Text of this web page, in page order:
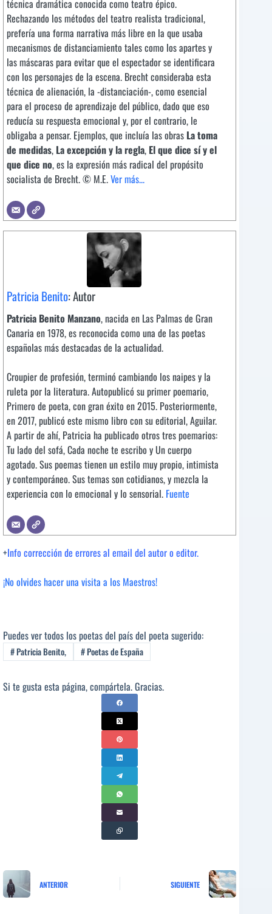
técnica dramática conocida como teatro épico.
Rechazando los métodos del teatro realista tradicional,
prefería una forma narrativa más libre en la que usaba
mecanismos de distanciamiento tales como los apartes y
las máscaras para evitar que el espectador se identificara
con los personajes de la escena. Brecht consideraba esta
técnica de alienación, la -distanciación-, como esencial
para el proceso de aprendizaje del público, dado que eso
reducía su respuesta emocional y, por el contrario, le
obligaba a pensar. Ejemplos, que incluía las obras La toma
de medidas, La excepción y la regla, El que dice sí y el
que dice no, es la expresión más radical del propósito
socialista de Brecht. © M.E.Ver más...
Patricia Benito: Autor
Patricia Benito Manzano, nacida en Las Palmas de Gran
Canaria en 1978, es reconocida como una de las poetas
españolas más destacadas de la actualidad.
Croupier de profesión, terminó cambiando los naipes y la
ruleta por la literatura. Autopublicó su primer poemario,
Primero de poeta, con gran éxito en 2015. Posteriormente,
en 2017, publicó este mismo libro con su editorial, Aguilar.
A partir de ahí, Patricia ha publicado otros tres poemarios:
Tu lado del sofá, Cada noche te escribo y Un cuerpo
agotado. Sus poemas tienen un estilo muy propio, intimista
y contemporáneo. Sus temas son cotidianos, y mezcla la
experiencia con lo emocional y lo sensorial. Fuente
+Info corrección de errores al email del autor o editor.
¡No olvides hacer una visita a los Maestros!
Puedes ver todos los poetas del país del poeta sugerido:
#Patricia Benito, #Poetas de España
Si te gusta esta página, compártela. Gracias.
ANTERIOR SIGUIENTE